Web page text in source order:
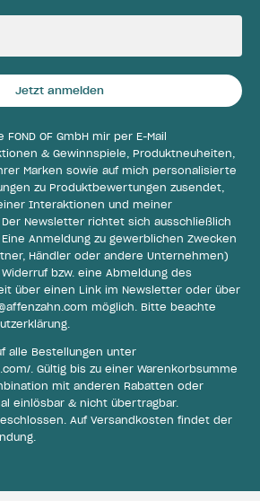
Jetzt anmelden
OF GmbH mir per E-Mail
& Gewinnspiele, Produktneuheiten,
Marken sowie auf mich personalisierte
zu Produktbewertungen zusendet,
Interaktionen und meiner
Newsletter richtet sich ausschließlich
Anmeldung zu gewerblichen Zwecken
Händler oder andere Unternehmen)
bzw. eine Abmeldung des
über einen Link im Newsletter oder über
möglich. Bitte beachte
.
alle Bestellungen unter
. Gültig bis zu einer Warenkorbsumme
mit anderen Rabatten oder
einlösbar & nicht übertragbar.
Auf Versandkosten findet der